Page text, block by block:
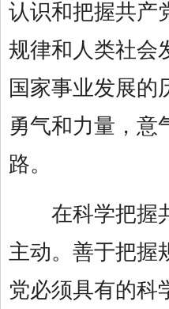
认识和把握共产
规律和人类社会
国家事业发展的
勇气和力量，意
路。
在科学把握共
主动。善于把握
党必须具有的科